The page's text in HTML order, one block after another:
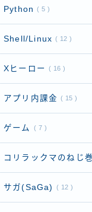
Python 5
Shell/Linux 12
Xヒーロー 16
アプリ内課金 15
ゲーム 7
コリラックマのねじ
サガ(SaGa) 12